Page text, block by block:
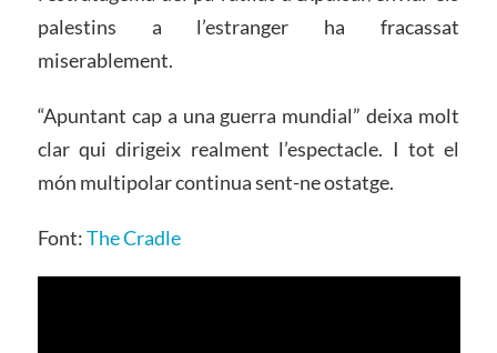
palestins a l’estranger ha fracassat
miserablement.
“Apuntant cap a una guerra mundial” deixa molt
clar qui dirigeix ​​realment l’espectacle. I tot el
món multipolar continua sent-ne ostatge.
Font:The Cradle